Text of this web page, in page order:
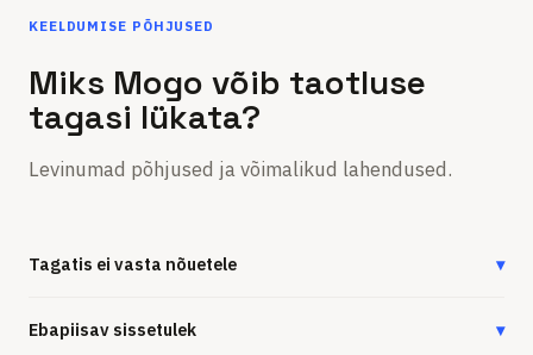
KEELDUMISE PÕHJUSED
Miks Mogo võib taotluse
tagasi lükata?
Levinumad põhjused ja võimalikud lahendused.
Tagatis ei vasta nõuetele ▾
Ebapiisav sissetulek ▾